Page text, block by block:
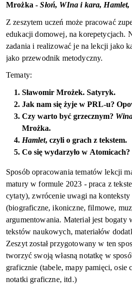
Mrożka -Słoń, WIna i kara, Hamlet,
Z zeszytem uczeń może pracować
edukacji domowej, na korepetycjach.
zadania i realizować je na lekcji jako
jako przewodnik metodyczny.
Tematy:
Sławomir Mrożek. Satyryk.
Jak nam się żyje w PRL-u?
Czy warto być grzecznym?
Mrożka.
Hamlet, czyli o grach z tekstem.
Co się wydarzyło w Atomicach?
Sposób opracowania tematów lekcji
matury w formule 2023 - praca z
cytaty), zwrócenie uwagi na konteksty
(biograficzne, ikoniczne, filmowe,
argumentowania. Materiał jest
tekstów naukowych, materiałów
Zeszyt został przygotowany w ten
tworzyć swoją własną notatkę w
graficznie (tabele, mapy pamięci, osie
notatki graficzne, itd.)